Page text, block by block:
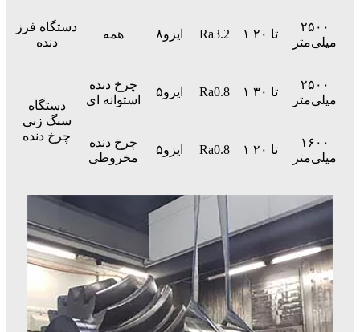
دستگاه فرز
دنده
همه ایزو۸ Ra3.2 ۱ تا ۲۰
۲۵۰۰
میلی‌متر
دستگاه
سنگ زنی
چرخ دنده
چرخ دنده
استوانه ای
ایزو۵ Ra0.8 ۱ تا ۳۰
۲۵۰۰
میلی‌متر
چرخ دنده
مخروطی
ایزو۵ Ra0.8 ۱ تا ۲۰
۱۶۰۰
میلی‌متر